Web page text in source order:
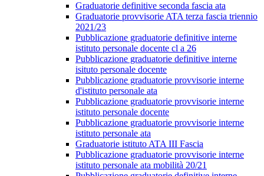
Graduatorie definitive seconda fascia ata
Graduatorie provvisorie ATA terza fascia triennio
2021/23
Pubblicazione graduatorie definitive interne
istituto personale docente cl a 26
Pubblicazione graduatorie definitive interne
isituto personale docente
Pubblicazione graduatorie provvisorie interne
d'istituto personale ata
Pubblicazione graduatorie provvisorie interne
istituto personale docente
Pubblicazione graduatorie provvisorie interne
istituto personale ata
Graduatorie istituto ATA III Fascia
Pubblicazione graduatorie provvisorie interne
istituto personale ata mobilità 20/21